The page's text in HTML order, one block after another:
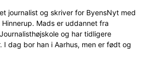
journalist og skriver for ByensNyt med
Mads er uddannet fra
og har tidligere
I dag bor han i Aarhus, men er født og